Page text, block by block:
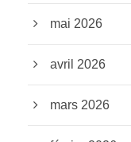
mai 2026
avril 2026
mars 2026